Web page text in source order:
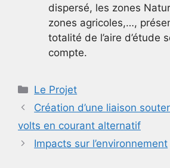
dispersé, les zones
zones agricoles,…,
totalité de l’aire d’étude
compte.
Catégories
Le Projet
Création d’une liaison
volts en courant alternatif
Impacts sur l’environnement